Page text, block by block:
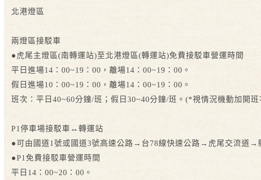
北港燈區
兩燈區接駁車
●虎尾主燈區(南轉運站)至北港燈區(轉運站)免費接駁車營運時間
平日進場14：00~19：00，離場14：00~19：00。
假日進場10：00~19：00，離場14：00~19：00。
班次：平日40~60分鐘/班；假日30~40分鐘/班。(*視情況機動加開班
P1停車場接駁車↔轉運站
●可由國道1號或國道3號高速公路→台78線快速公路→虎尾交流道→
●P1免費接駁車營運時間
平日14：00~20：00。